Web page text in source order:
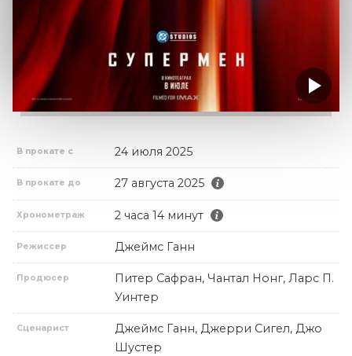
В прокате с 24 июля 2025
В прокате до 27 августа 2025
Хронометраж 2 часа 14 минут
Режиссер Джеймс Ганн
Продюсер
Питер Сафран, Чантал Нонг, Ларс П.
Уинтер
Сценарист
Джеймс Ганн, Джерри Сигел, Джо
Шустер